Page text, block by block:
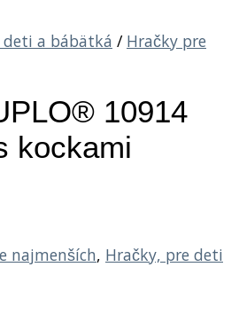
deti a bábätká / Hračky pre
10914
kockami
najmenších, Hračky, pre deti